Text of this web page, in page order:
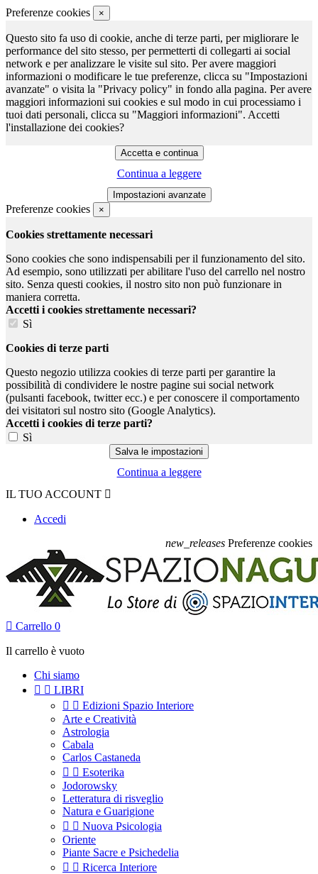
Preferenze cookies ×
Questo sito fa uso di cookie, anche di terze parti, per migliorare le
performance del sito stesso, per permetterti di collegarti ai social
network e per analizzare le visite sul sito. Per avere maggiori
informazioni o modificare le tue preferenze, clicca su "Impostazioni
avanzate" o visita la "Privacy policy" in fondo alla pagina. Per avere
maggiori informazioni sui cookies e sul modo in cui processiamo i
tuoi dati personali, clicca su "Maggiori informazioni". Accetti
l'installazione dei cookies?
Continua a leggere
Preferenze cookies ×
Cookies strettamente necessari
Sono cookies che sono indispensabili per il funzionamento del sito.
Ad esempio, sono utilizzati per abilitare l'uso del carrello nel nostro
sito. Senza questi cookies, il nostro sito non può funzionare in
maniera corretta.
Accetti i cookies strettamente necessari?
Sì
Cookies di terze parti
Questo negozio utilizza cookies di terze parti per garantire la
possibilità di condividere le nostre pagine sui social network
(pulsanti facebook, twitter ecc.) e per conoscere il comportamento
dei visitatori sul nostro sito (Google Analytics).
Accetti i cookies di terze parti?
Sì
Continua a leggere
IL TUO ACCOUNT 
Accedi
new_releases Preferenze cookies
 Carrello 0
Il carrello è vuoto
Chi siamo
  LIBRI
  Edizioni Spazio Interiore
Arte e Creatività
Astrologia
Cabala
Carlos Castaneda
  Esoterika
Jodorowsky
Letteratura di risveglio
Natura e Guarigione
  Nuova Psicologia
Oriente
Piante Sacre e Psichedelia
  Ricerca Interiore